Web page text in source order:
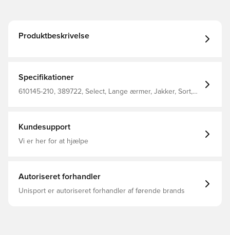
Produktbeskrivelse
Specifikationer
610145-210, 389722, Select, Lange ærmer, Jakker, Sort,
Kundesupport
Vi er her for at hjælpe
Autoriseret forhandler
Unisport er autoriseret forhandler af førende brands